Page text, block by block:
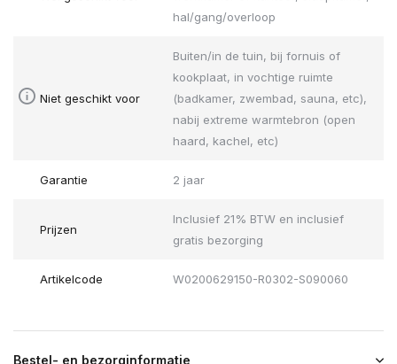
hal/gang/overloop
Niet geschikt voor
Buiten/in de tuin, bij fornuis of
kookplaat, in vochtige ruimte
(badkamer, zwembad, sauna, etc),
nabij extreme warmtebron (open
haard, kachel, etc)
Garantie 2 jaar
Prijzen
Inclusief 21% BTW en inclusief
gratis bezorging
Artikelcode W0200629150-R0302-S090060
Bestel- en bezorginformatie